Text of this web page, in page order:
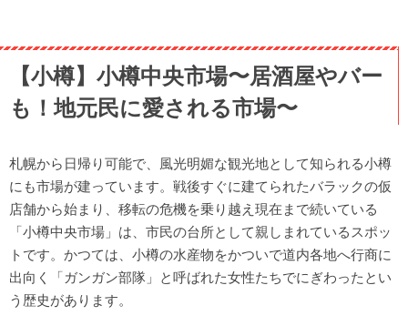
【小樽】小樽中央市場〜居酒屋やバー
も！地元民に愛される市場〜
札幌から日帰り可能で、風光明媚な観光地として知られる小樽
にも市場が建っています。戦後すぐに建てられたバラックの仮
店舗から始まり、移転の危機を乗り越え現在まで続いている
「小樽中央市場」は、市民の台所として親しまれているスポッ
トです。かつては、小樽の水産物をかついで道内各地へ行商に
出向く「ガンガン部隊」と呼ばれた女性たちでにぎわったとい
う歴史があります。